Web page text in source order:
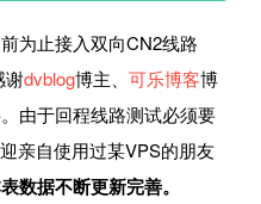
为止接入双向CN2线路
谢dvblog博主、 可乐博客博
由于回程线路测试必须要
亲自使用过某VPS的朋友
数据不断更新完善。